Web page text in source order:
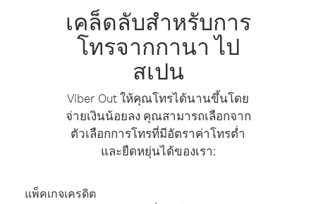
เคล็ดลับสำหรับการ
โทรจากกานา ไป
สเปน
Viber Out ให้คุณโทรได้นานขึ้นโดย
จ่ายเงินน้อยลง คุณสามารถเลือกจาก
ตัวเลือกการโทรที่มีอัตราค่าโทรต่ำ
และยืดหยุ่นได้ของเรา:
แพ็คเกจเครดิต